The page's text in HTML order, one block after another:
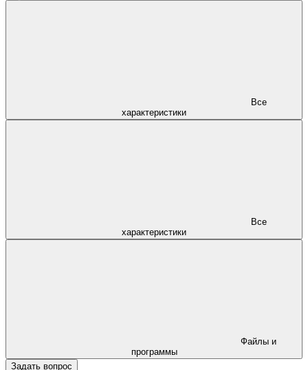
характеристики
характеристики
программы
Задать вопрос